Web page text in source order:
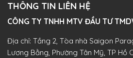
THÔNG TIN LIÊN HỆ
CÔNG TY TNHH MTV ĐẦU TƯ
Địa chỉ: Tầng 2, Tòa nhà Saigon
Lương Bằng, Phường Tân Mỹ, TP Hồ